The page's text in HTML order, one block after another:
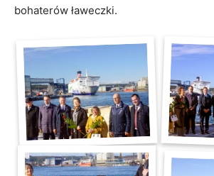
bohaterów ławeczki.